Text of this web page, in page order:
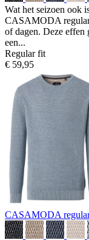
Wat het seizoen ook
CASAMODA
of dagen. Deze effen
een...
Regular fit
€ 59,95
CASAMODA